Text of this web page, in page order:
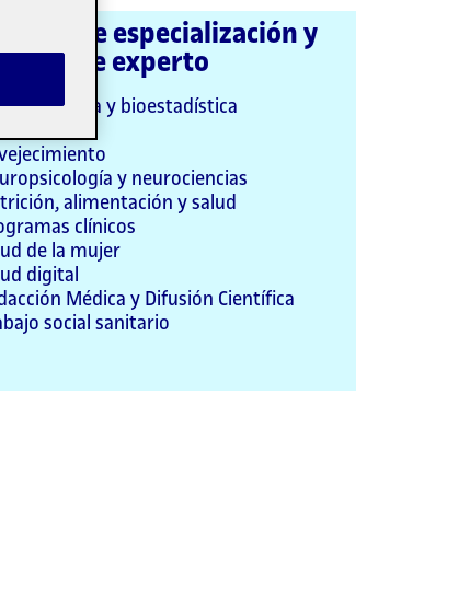
de especialización y
de experto
y bioestadística
y neurociencias
alimentación y salud
clínicos
de la mujer
digital
Médica y Difusión Científica
social sanitario